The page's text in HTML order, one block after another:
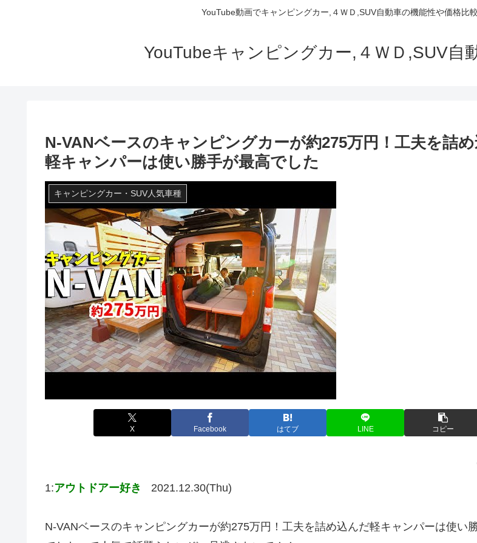
YouTube動画でキャンピングカー,４ＷＤ,SUV自動車の機能性や価格比
YouTubeキャンピングカー,４ＷＤ,SUV自
N-VANベースのキャンピングカーが約275万円！工夫を詰
軽キャンパーは使い勝手が最高でした
キャンピングカー・SUV人気車種
X Facebook はてブ LINE コピー
1:アウトドアー好き 2021.12.30(Thu)
N-VANベースのキャンピングカーが約275万円！工夫を詰め込んだ軽キャンパーは使い